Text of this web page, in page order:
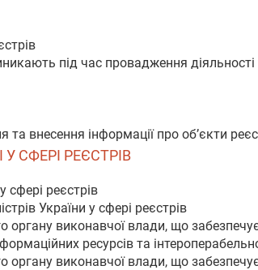
під час провадження діяльності
внесення інформації про об’єкти
У СФЕРІ РЕЄСТРІВ
сфері реєстрів
України у сфері реєстрів
виконавчої влади, що
ресурсів та
виконавчої влади, що